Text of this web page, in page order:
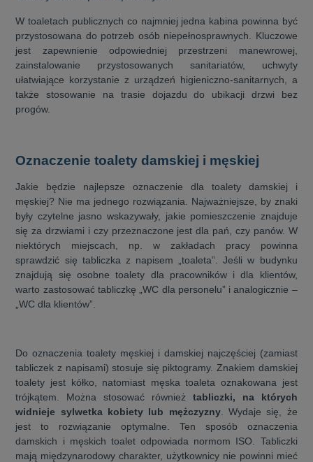
W toaletach publicznych co najmniej jedna kabina powinna być
przystosowana do potrzeb osób niepełnosprawnych. Kluczowe
jest zapewnienie odpowiedniej przestrzeni manewrowej,
zainstalowanie przystosowanych sanitariatów, uchwyty
ułatwiające korzystanie z urządzeń higieniczno-sanitarnych, a
także stosowanie na trasie dojazdu do ubikacji drzwi bez
progów.
Oznaczenie toalety damskiej i męskiej
Jakie będzie najlepsze oznaczenie dla toalety damskiej i
męskiej? Nie ma jednego rozwiązania. Najważniejsze, by znaki
były czytelne jasno wskazywały, jakie pomieszczenie znajduje
się za drzwiami i czy przeznaczone jest dla pań, czy panów. W
niektórych miejscach, np. w zakładach pracy powinna
sprawdzić się tabliczka z napisem „toaleta”. Jeśli w budynku
znajdują się osobne toalety dla pracowników i dla klientów,
warto zastosować tabliczkę „WC dla personelu” i analogicznie –
„WC dla klientów”.
Do oznaczenia toalety męskiej i damskiej najczęściej (zamiast
tabliczek z napisami) stosuje się piktogramy. Znakiem damskiej
toalety jest kółko, natomiast męska toaleta oznakowana jest
trójkątem. Można stosować również tabliczki, na których
widnieje sylwetka kobiety lub mężczyzny. Wydaje się, że
jest to rozwiązanie optymalne. Ten sposób oznaczenia
damskich i męskich toalet odpowiada normom ISO. Tabliczki
mają międzynarodowy charakter, użytkownicy nie powinni mieć